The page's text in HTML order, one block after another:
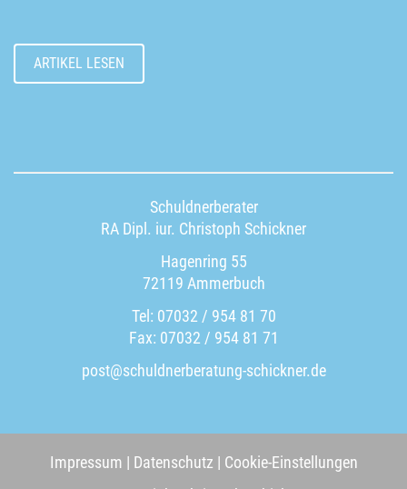
ARTIKEL LESEN
Schuldnerberater
RA Dipl. iur. Christoph Schickner
Hagenring 55
72119 Ammerbuch
Tel: 07032 / 954 81 70
Fax: 07032 / 954 81 71
post@schuldnerberatung-schickner.de
Impressum | Datenschutz | Cookie-Einstellungen